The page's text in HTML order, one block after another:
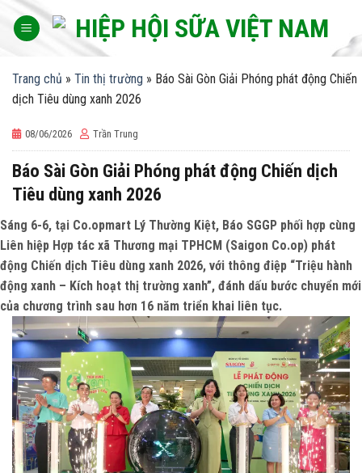
Trang chủ » Tin thị trường » Báo Sài Gòn Giải Phóng phát động Chiến
dịch Tiêu dùng xanh 2026
08/06/2026 Trần Trung
Báo Sài Gòn Giải Phóng phát động Chiến dịch
Tiêu dùng xanh 2026
Sáng 6-6, tại Co.opmart Lý Thường Kiệt, Báo SGGP phối hợp cùng
Liên hiệp Hợp tác xã Thương mại TPHCM (Saigon Co.op) phát
động Chiến dịch Tiêu dùng xanh 2026, với thông điệp “Triệu hành
động xanh – Kích hoạt thị trường xanh”, đánh dấu bước chuyển mới
của chương trình sau hơn 16 năm triển khai liên tục.